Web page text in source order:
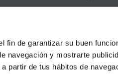
fin de garantizar su buen
navegación y mostrarte
partir de tus hábitos de
De dilluns a dissabte de 9:00
Algunes botigues obertes el